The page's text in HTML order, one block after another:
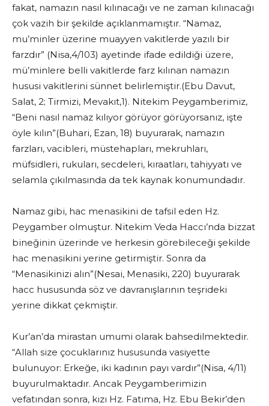
fakat, namazın nasıl kılınacağı ve ne zaman kılınacağı
çok vazih bir şekilde açıklanmamıştır. “Namaz,
mu’minler üzerine muayyen vakitlerde yazılı bir
farzdır” (Nisa,4/103) ayetinde ifade edildiği üzere,
mü’minlere belli vakitlerde farz kılınan namazın
hususi vakitlerini sünnet belirlemiştir.(Ebu Davut,
Salat, 2; Tirmizi, Mevakıt,1). Nitekim Peygamberimiz,
“Beni nasıl namaz kılıyor görüyor görüyorsanız, işte
öyle kılın”(Buhari, Ezan, 18) buyurarak, namazın
farzları, vacibleri, müstehapları, mekruhları,
müfsidleri, rukuları, secdeleri, kıraatları, tahiyyatı ve
selamla çıkılmasında da tek kaynak konumundadır.
Namaz gibi, hac menasikini de tafsil eden Hz.
Peygamber olmuştur. Nitekim Veda Haccı’nda bizzat
bineğinin üzerinde ve herkesin görebileceği şekilde
hac menasikini yerine getirmiştir. Sonra da
“Menasikinizi alın”(Nesai, Menasiki, 220) buyurarak
hacc hususunda söz ve davranışlarının teşrideki
yerine dikkat çekmiştir.
Kur’an’da mirastan umumi olarak bahsedilmektedir.
“Allah size çocuklarınız hususunda vasiyette
bulunuyor: Erkeğe, iki kadının payı vardır”(Nisa, 4/11)
buyurulmaktadır. Ancak Peygamberimizin
vefatından sonra, kızı Hz. Fatıma, Hz. Ebu Bekir’den